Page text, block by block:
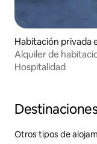
Habitación privada
Alquiler de
Hospitalidad
Otros tipos de